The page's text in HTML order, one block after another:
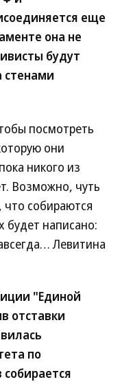
еще
она не
будут
стенами
посмотреть
они
никого из
Возможно, чуть
собираются
будет написано:
Левитина
"Единой
отставки
по